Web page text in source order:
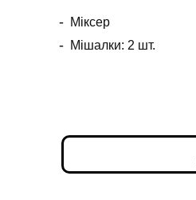
Міксер
Мішалки: 2 шт.